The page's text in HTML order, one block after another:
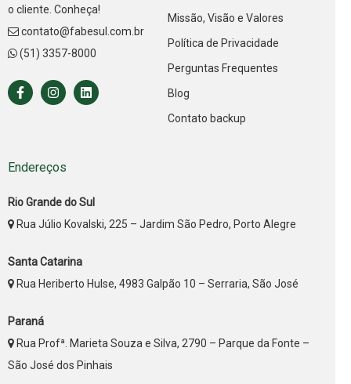
o cliente. Conheça!
contato@fabesul.com.br
(51) 3357-8000
Missão, Visão e Valores
Política de Privacidade
Perguntas Frequentes
Blog
Contato backup
Endereços
Rio Grande do Sul
Rua Júlio Kovalski, 225 – Jardim São Pedro, Porto Alegre
Santa Catarina
Rua Heriberto Hulse, 4983 Galpão 10 – Serraria, São José
Paraná
Rua Profª. Marieta Souza e Silva, 2790 – Parque da Fonte –
São José dos Pinhais